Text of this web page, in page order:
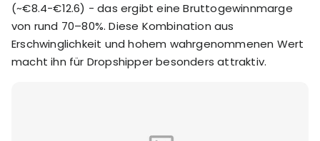
(~€8.4-€12.6) - das ergibt eine Bruttogewinnmarge
von rund 70–80%. Diese Kombination aus
Erschwinglichkeit und hohem wahrgenommenen Wert
macht ihn für Dropshipper besonders attraktiv.